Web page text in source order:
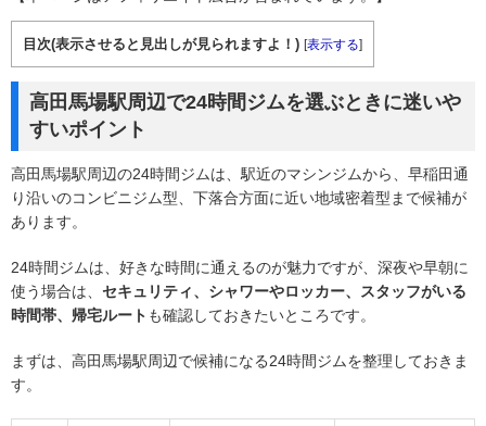
目次(表示させると見出しが見られますよ！) [表示する]
高田馬場駅周辺で24時間ジムを選ぶときに迷いや
すいポイント
高田馬場駅周辺の24時間ジムは、駅近のマシンジムから、早稲田通
り沿いのコンビニジム型、下落合方面に近い地域密着型まで候補が
あります。
24時間ジムは、好きな時間に通えるのが魅力ですが、深夜や早朝に
使う場合は、 セキュリティ、シャワーやロッカー、スタッフがいる
時間帯、帰宅ルート も確認しておきたいところです。
まずは、高田馬場駅周辺で候補になる24時間ジムを整理しておきま
す。